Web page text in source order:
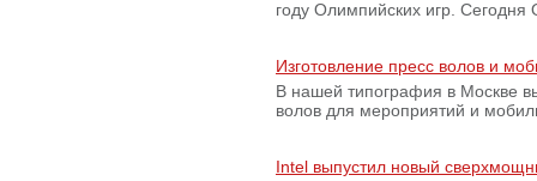
году Олимпийских игр.
Изготовление пресс волов и
В нашей типография в Москве
волов для мероприятий и
Intel выпустил новый